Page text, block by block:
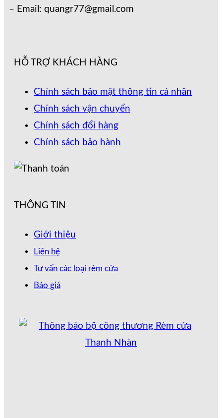
– Email: quangr77@gmail.com
HỖ TRỢ KHÁCH HÀNG
Chính sách bảo mật thông tin cá nhân
Chính sách vận chuyển
Chính sách đổi hàng
Chính sách bảo hành
THÔNG TIN
Giới thiệu
Liên hệ
Tư vấn các loại rèm cửa
Báo giá